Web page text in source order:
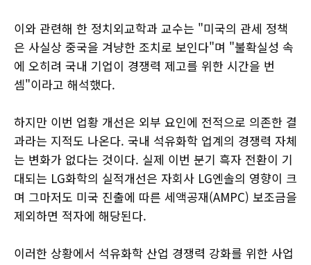
이와 관련해 한 정치외교학과 교수는 "미국의 관세 정책
은 사실상 중국을 겨냥한 조치로 보인다"며 "불확실성 속
에 오히려 국내 기업이 경쟁력 제고를 위한 시간을 번
셈"이라고 해석했다.
하지만 이번 업황 개선은 외부 요인에 전적으로 의존한 결
과라는 지적도 나온다. 국내 석유화학 업계의 경쟁력 자체
는 변화가 없다는 것이다. 실제 이번 분기 흑자 전환이 기
대되는 LG화학의 실적개선은 자회사 LG엔솔의 영향이 크
며 그마저도 미국 진출에 따른 세액공재(AMPC) 보조금을
제외하면 적자에 해당된다.
이러한 상황에서 석유화학 산업 경쟁력 강화를 위한 사업